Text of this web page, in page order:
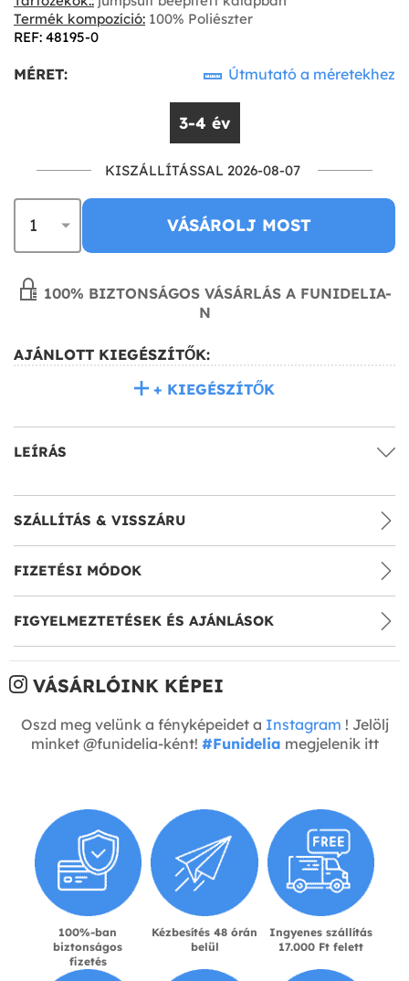
Termék kompozíció: 100% Poliészter
REF: 48195-0
MÉRET: Útmutató a méretekhez
3-4 év
KISZÁLLÍTÁSSAL 2026-08-07
VÁSÁROLJ MOST
100% BIZTONSÁGOS VÁSÁRLÁS A FUNIDELIA-
N
AJÁNLOTT KIEGÉSZÍTŐK:
+ KIEGÉSZÍTŐK
LEÍRÁS
SZÁLLÍTÁS & VISSZÁRU
FIZETÉSI MÓDOK
FIGYELMEZTETÉSEK ÉS AJÁNLÁSOK
VÁSÁRLÓINK KÉPEI
Oszd meg velünk a fényképeidet a Instagram ! Jelölj
minket @funidelia-ként! #Funidelia megjelenik itt
100%-ban
biztonságos
fizetés
Kézbesítés 48 órán
belül
Ingyenes szállítás
17.000 Ft felett